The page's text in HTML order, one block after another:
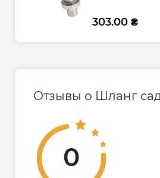
303.00 ₴
Отзывы о Шланг
0